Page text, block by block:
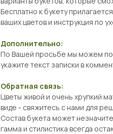
Бесплатно к букету
ваших цветов и инструкция по
Дополнительно:
По Вашей просьбе мы можем
укажите текст записки в
Обратная связь:
Цветы живой и очень хрупкий
виде - свяжитесь с нами для
Состав букета может
гамма и стилистика всегда